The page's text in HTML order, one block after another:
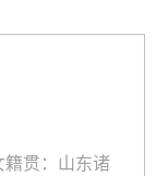
贯：山东诸